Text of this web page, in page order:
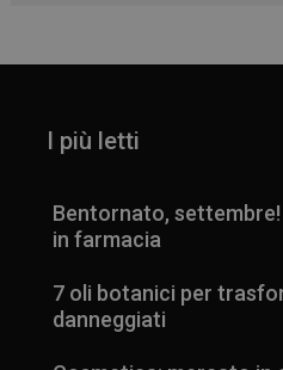
I più letti
Bentornato,
in farmacia
7 oli botanici per
danneggiati